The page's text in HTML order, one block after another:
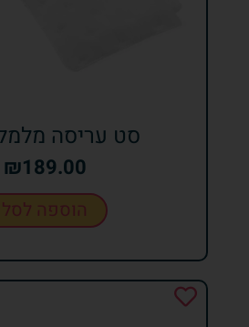
סט עריסה
₪189.00
הוספה לסל